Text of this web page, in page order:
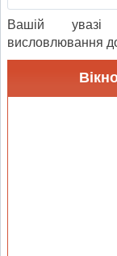
Вашій увазі
висловлювання